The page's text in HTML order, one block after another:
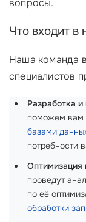
вопросы.
Что входит в
Наша команда
специалистов
Разработка
поможем вам
базами
потребности
Оптимизация
проведут
по её
обработки